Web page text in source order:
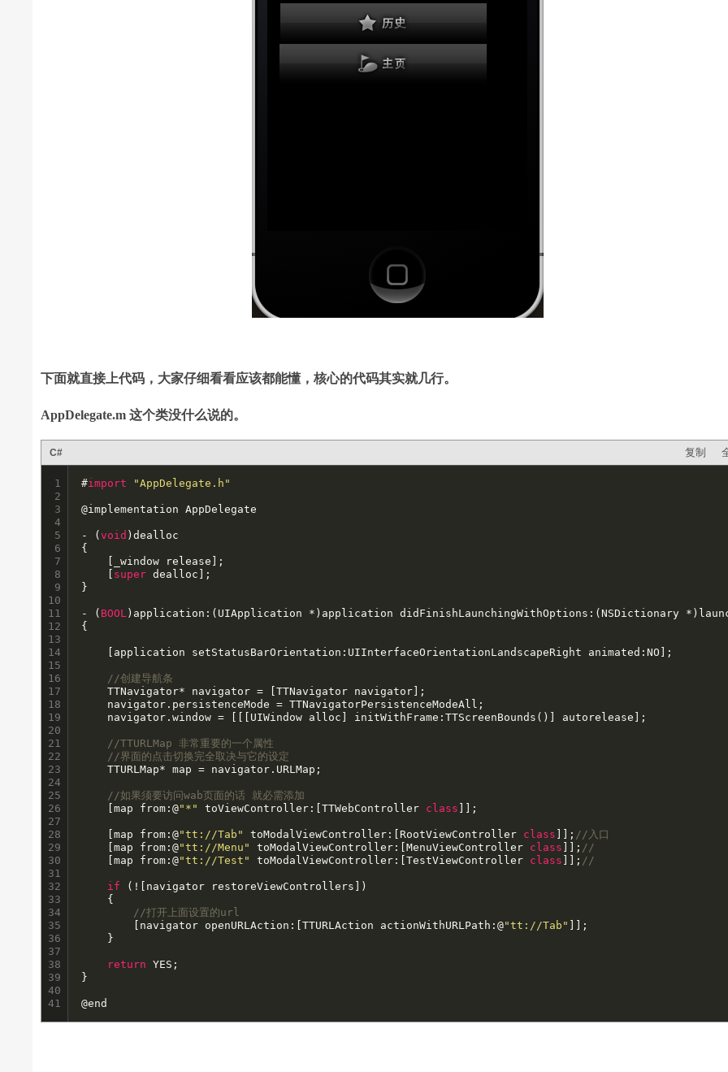
下面就直接上代码，大家仔细看看应该都能懂，核心的代码其实就几行。
AppDelegate.m 这个类没什么说的。
C# 复制
1
2
3
4
5
6
7
8
9
10
11
12
13
14
15
16
17
18
19
20
21
22
23
24
25
26
27
28
29
30
31
32
33
34
35
36
37
38
39
40
41
#import "AppDelegate.h"
@implementation AppDelegate
- (void )dealloc
{
    [_window release];
super dealloc];
}
- ( BOOL )application:(UIApplication *)application didFinishLaunchingWithOptions:(NSDictionary
{
    [application setStatusBarOrientation:UIInterfaceOrientationLandscapeRight animated:NO];
//创建导航条
    TTNavigator* navigator = [TTNavigator navigator];
    navigator.persistenceMode = TTNavigatorPersistenceModeAll;
    navigator.window = [[[UIWindow alloc] initWithFrame:TTScreenBounds()] autorelease];
//TTURLMap 非常重要的一个属性
//界面的点击切换完全取决与它的设定
    TTURLMap* map = navigator.URLMap;
//如果须要访问wab页面的话 就必需添加
    [map from:@
"*" toViewController:[TTWebController class ]];
    [map from:@
"tt://Tab" toModalViewController:[RootViewController class ]]; //入口
    [map from:@
"tt://Menu" toModalViewController:[MenuViewController class ]]; //
    [map from:@
"tt://Test" toModalViewController:[TestViewController class ]]; //
if (![navigator restoreViewControllers])
    {
//打开上面设置的url
        [navigator openURLAction:[TTURLAction actionWithURLPath:@
"tt://Tab"
]];
    }
return YES;
}
@end